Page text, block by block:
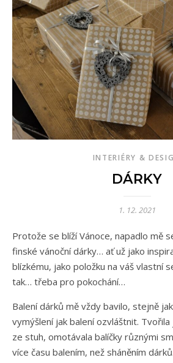
INTERIÉRY &
DÁRKY
1. 12. 2021
Protože se blíží Vánoce, napadlo mě
finské vánoční dárky… ať už jako
blízkému, jako položku na váš vlastní
tak… třeba pro pokochání…
Balení dárků mě vždy bavilo, stejně
vymýšlení jak balení ozvláštnit.
ze stuh, omotávala balíčky různými
více času balením, než sháněním